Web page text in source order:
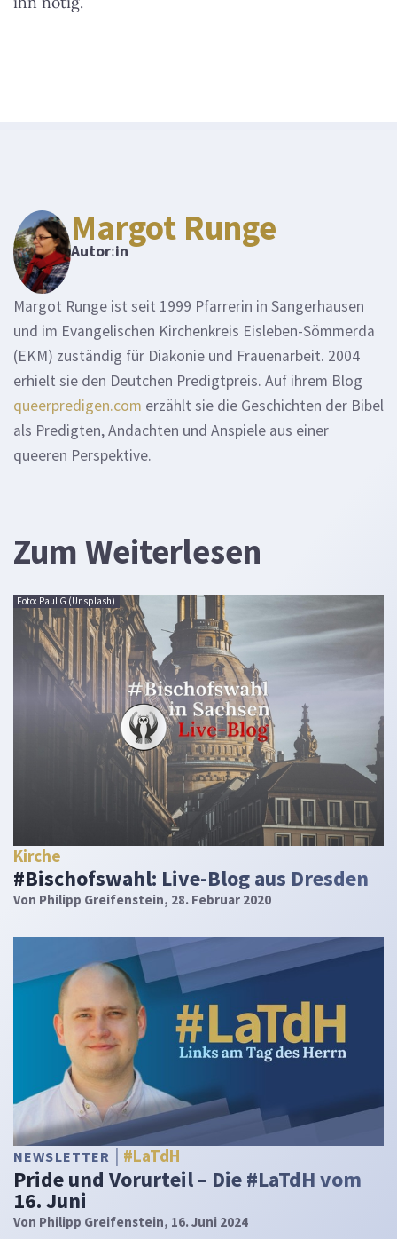
Margot Runge
Autor:in
Margot Runge ist seit 1999 Pfarrerin in Sangerhausen
und im Evangelischen Kirchenkreis Eisleben-Sömmerda
(EKM) zuständig für Diakonie und Frauenarbeit. 2004
erhielt sie den Deutchen Predigtpreis. Auf ihrem Blog
queerpredigen.com erzählt sie die Geschichten der Bibel
als Predigten, Andachten und Anspiele aus einer
queeren Perspektive.
Zum Weiterlesen
Foto: Paul G (Unsplash)
Kirche
#Bischofswahl: Live-Blog aus Dresden
Von Philipp Greifenstein, 28. Februar 2020
NEWSLETTER #LaTdH
Pride und Vorurteil – Die #LaTdH vom
16. Juni
Von Philipp Greifenstein, 16. Juni 2024